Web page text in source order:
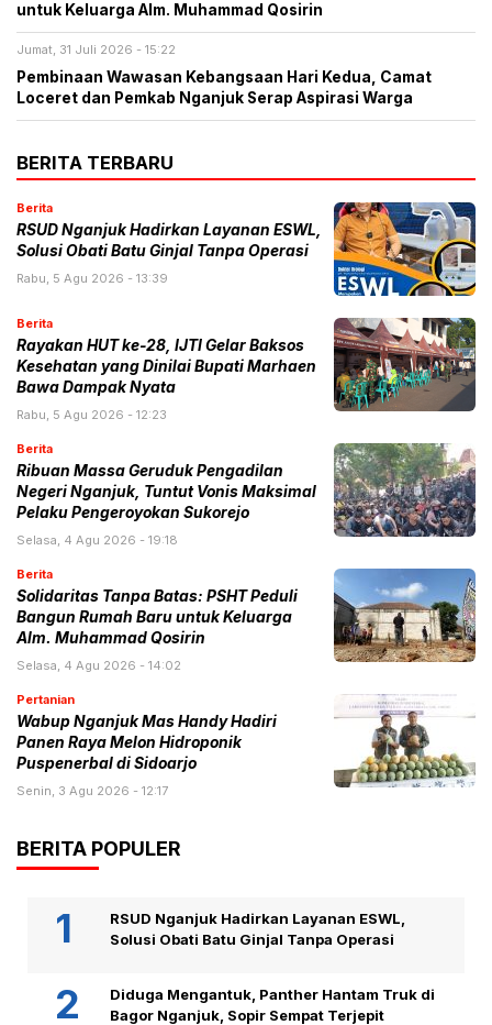
untuk Keluarga Alm. Muhammad Qosirin
Jumat, 31 Juli 2026 - 15:22
Pembinaan Wawasan Kebangsaan Hari Kedua, Camat
Loceret dan Pemkab Nganjuk Serap Aspirasi Warga
BERITA TERBARU
Berita
RSUD Nganjuk Hadirkan Layanan ESWL,
Solusi Obati Batu Ginjal Tanpa Operasi
Rabu, 5 Agu 2026 - 13:39
Berita
Rayakan HUT ke-28, IJTI Gelar Baksos
Kesehatan yang Dinilai Bupati Marhaen
Bawa Dampak Nyata
Rabu, 5 Agu 2026 - 12:23
Berita
Ribuan Massa Geruduk Pengadilan
Negeri Nganjuk, Tuntut Vonis Maksimal
Pelaku Pengeroyokan Sukorejo
Selasa, 4 Agu 2026 - 19:18
Berita
Solidaritas Tanpa Batas: PSHT Peduli
Bangun Rumah Baru untuk Keluarga
Alm. Muhammad Qosirin
Selasa, 4 Agu 2026 - 14:02
Pertanian
Wabup Nganjuk Mas Handy Hadiri
Panen Raya Melon Hidroponik
Puspenerbal di Sidoarjo
Senin, 3 Agu 2026 - 12:17
BERITA POPULER
RSUD Nganjuk Hadirkan Layanan ESWL,
Solusi Obati Batu Ginjal Tanpa Operasi
Diduga Mengantuk, Panther Hantam Truk di
Bagor Nganjuk, Sopir Sempat Terjepit